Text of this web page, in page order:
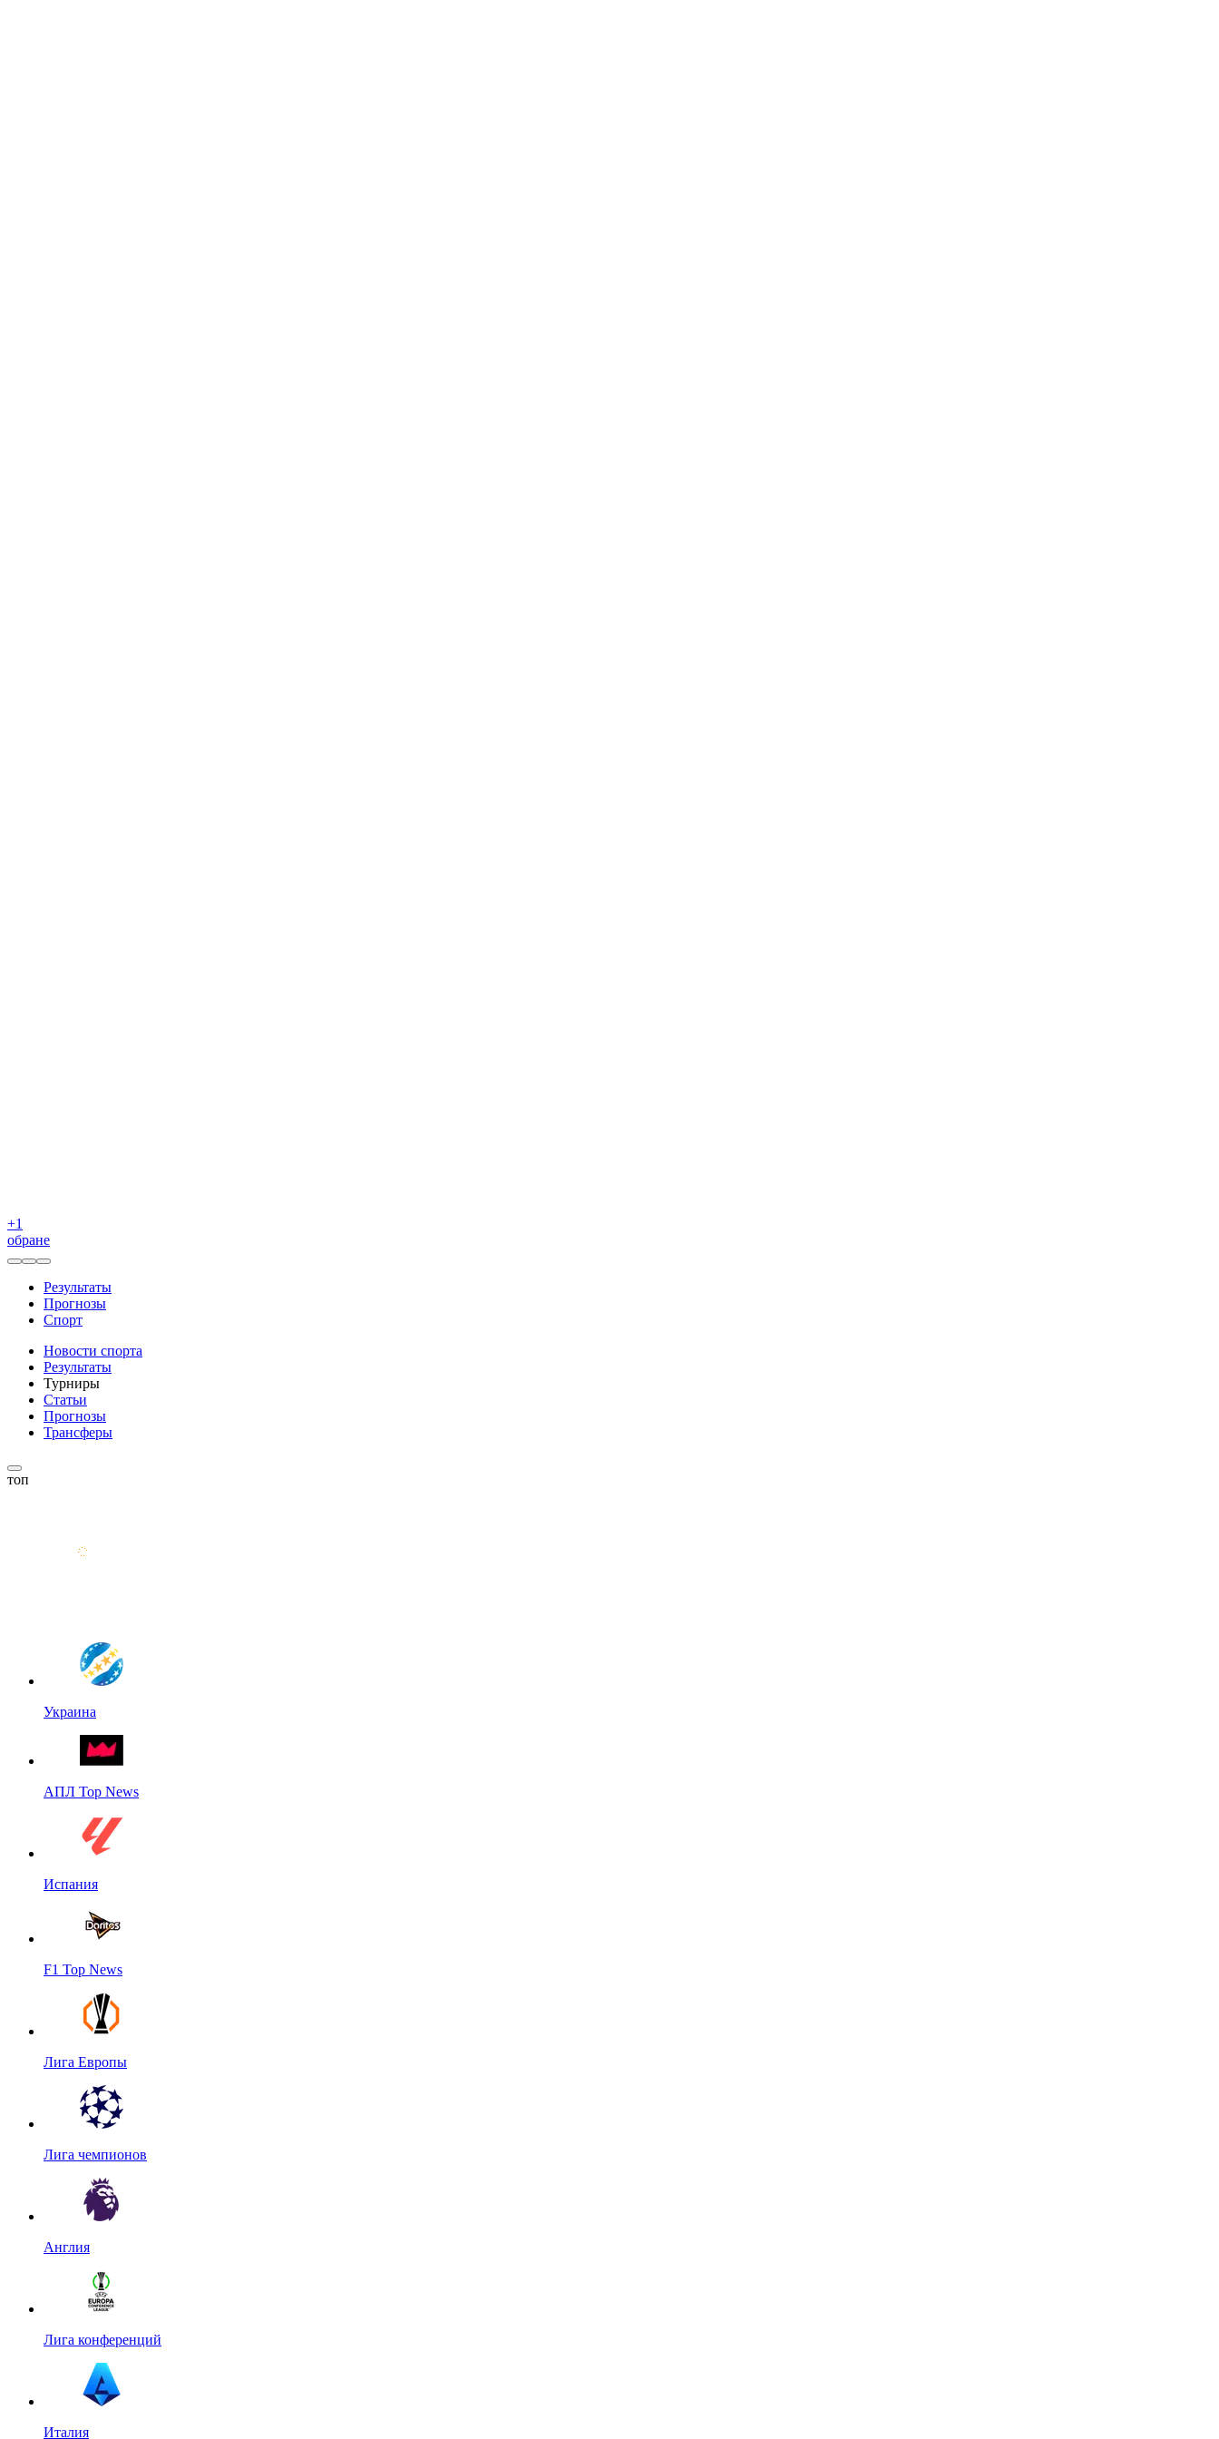
+1
обране
Результаты
Прогнозы
Спорт
Новости спорта
Результаты
Турниры
Статьи
Прогнозы
Трансферы
топ
Украина
АПЛ Top News
Испания
F1 Top News
Лига Европы
Лига чемпионов
Англия
Лига конференций
Италия